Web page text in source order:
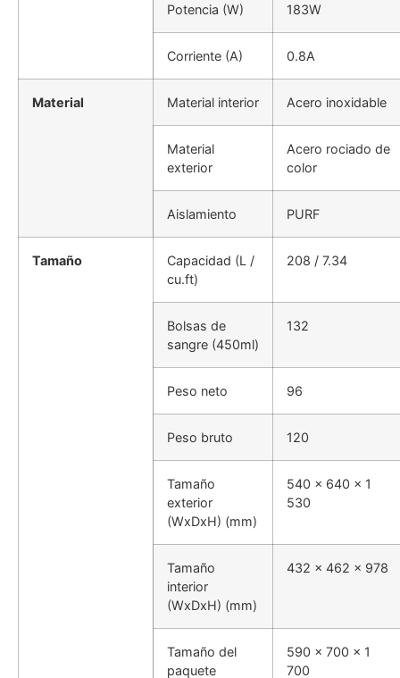
Potencia (W) 183W
Corriente (A) 0.8A
Material Material interior Acero inoxidable
Material
exterior
Acero rociado de
color
Aislamiento PURF
Tamaño
Capacidad (L /
cu.ft)
208 / 7.34
Bolsas de
sangre (450ml)
132
Peso neto 96
Peso bruto 120
Tamaño
exterior
(WxDxH) (mm)
540 x 640 x 1
530
Tamaño
interior
(WxDxH) (mm)
432 x 462 x 978
Tamaño del
paquete
590 x 700 x 1
700